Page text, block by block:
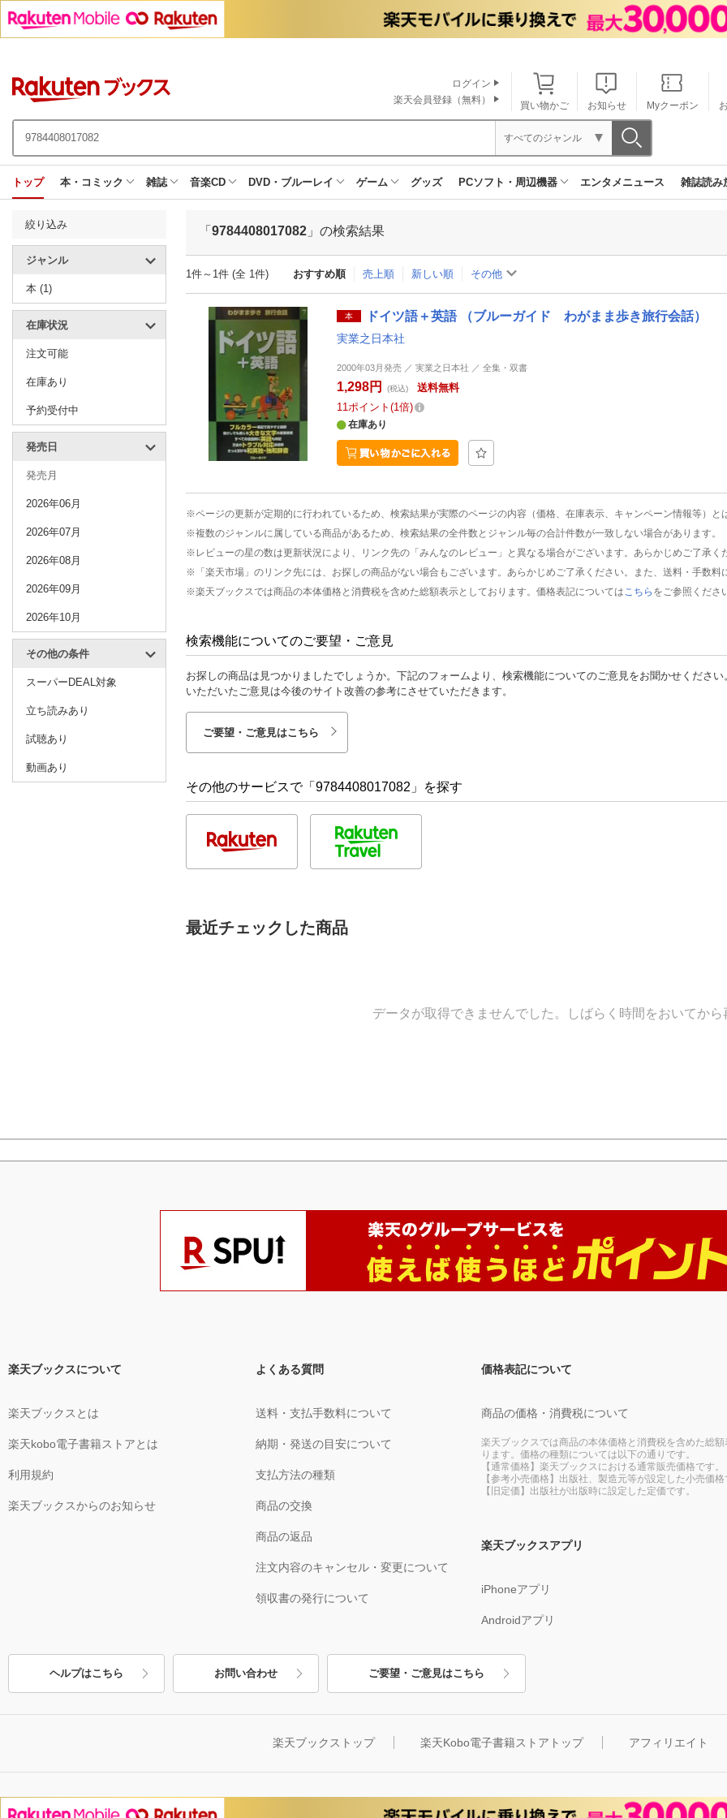
買い物かご お知らせ Myクーポン
ログイン
楽天会員登録（無料）
すべてのジャンル
トップ 本・コミック 雑誌 音楽CD DVD・ブルーレイ ゲーム グッズ PCソフト・周辺機器 エンタメニュース 雑誌読み
絞り込み
ジャンル
本 (1)
在庫状況
注文可能
在庫あり
予約受付中
発売日
発売月
2026年06月
2026年07月
2026年08月
2026年09月
2026年10月
その他の条件
スーパーDEAL対象
立ち読みあり
試聴あり
動画あり
「 9784408017082 」の検索結果
1件～1件 (全 1件) おすすめ順 売上順 新しい順 その他
本 ドイツ語＋英語 （ブルーガイド わがまま歩き旅行会話）
実業之日本社
2000年03月発売 ／ 実業之日本社 ／ 全集・双書
1,298円 (税込)
送料無料
11 ポイント 1倍
在庫あり
※ページの更新が定期的に行われているため、検索結果が実際のページの内容（価格、在庫表示、キャンペーン情報等）と
※複数のジャンルに属している商品があるため、検索結果の全件数とジャンル毎の合計件数が一致しない場合があります。
※レビューの星の数は更新状況により、リンク先の「みんなのレビュー」と異なる場合がございます。あらかじめご了承く
※「楽天市場」のリンク先には、お探しの商品がない場合もございます。あらかじめご了承ください。また、送料・手数料
※楽天ブックスでは商品の本体価格と消費税を含めた総額表示としております。価格表記については こちら をご参照くださ
検索機能についてのご要望・ご意見
お探しの商品は見つかりましたでしょうか。下記のフォームより、検索機能についてのご意見をお聞かせください
いただいたご意見は今後のサイト改善の参考にさせていただきます。
ご要望・ご意見はこちら
その他のサービスで「9784408017082」を探す
最近チェックした商品
データが取得できませんでした。しばらく時間をおいてから
楽天ブックスについて
楽天ブックスとは
楽天kobo電子書籍ストアとは
利用規約
楽天ブックスからのお知らせ
よくある質問
送料・支払手数料について
納期・発送の目安について
支払方法の種類
商品の交換
商品の返品
注文内容のキャンセル・変更について
領収書の発行について
価格表記について
商品の価格・消費税について
楽天ブックスでは商品の本体価格と消費税を含めた総額
ります。価格の種類については以下の通りです。
【通常価格】楽天ブックスにおける通常販売価格です。
【参考小売価格】出版社、製造元等が設定した小売価格
【旧定価】出版社が出版時に設定した定価です。
楽天ブックスアプリ
iPhoneアプリ
Androidアプリ
ヘルプはこちら お問い合わせ ご要望・ご意見はこちら
楽天ブックストップ 楽天Kobo電子書籍ストアトップ アフィリエイト